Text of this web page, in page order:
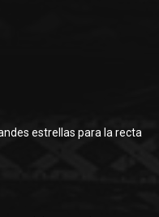
estrellas para la recta